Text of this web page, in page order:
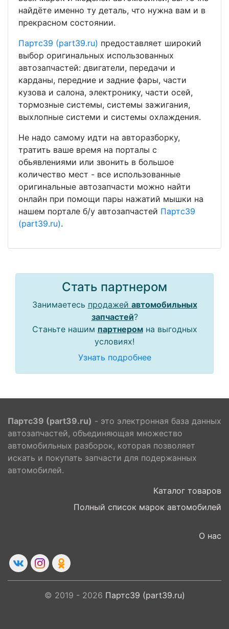
найдёте именно ту деталь, что нужна вам и в
прекрасном состоянии.
Партс39 (part39.ru) предоставляет широкий
выбор оригинальных использованных
автозапчастей: двигатели, передачи и
карданы, передние и задние фары, части
кузова и салона, электронику, части осей,
тормозные системы, системы зажигания,
выхлопные системи и системы охлаждения.
Не надо самому идти на авторазборку,
тратить ваше время на порталы с
обьявлениями или звонить в большое
количество мест - все использованные
оригинальные автозапчасти можно найти
онлайн при помощи пары нажатий мышки на
нашем портале б/у автозапчастей Партс39
(part39.ru).
Стать партнером
Занимаетесь продажей автомобильных
запчастей?
Станьте нашим партнеромна выгодных
условиях!
Узнать подробнее
Партс39 (part39.ru) - это электронная база данных
автозапчастей, объединяющая множество
автомобильных разборок, которая позволяет
искать и покупать запчасти для подержанных
автомобилей.
Каталог товаров
Полный список марок автомобилей
О нас
© 2019 - 2026 Партс39 (part39.ru)